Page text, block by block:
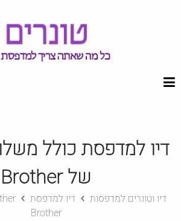
דיו למדפסת כולל
של Brother
דיו וטונרים למדפסות דיו למדפסת
Brother